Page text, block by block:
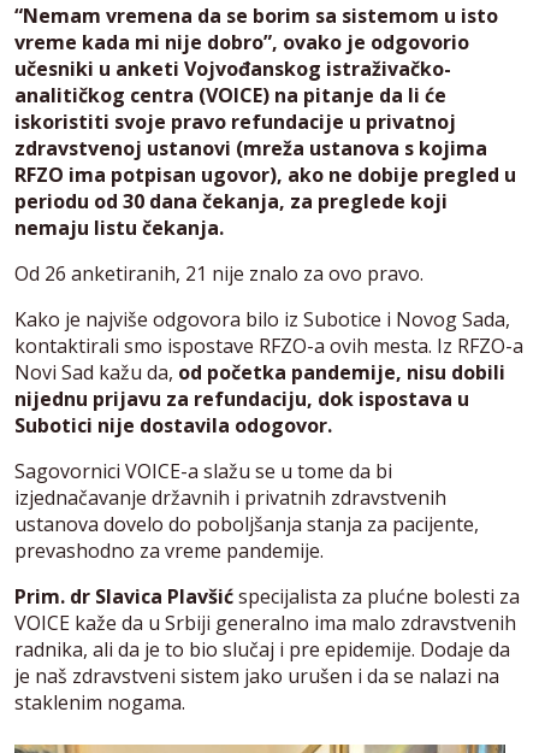
“Nemam vremena da se borim sa sistemom u isto
vreme kada mi nije dobro”, ovako je odgovorio
učesniki u anketi Vojvođanskog istraživačko-
analitičkog centra (VOICE) na pitanje da li će
iskoristiti svoje pravo refundacije u privatnoj
zdravstvenoj ustanovi (mreža ustanova s kojima
RFZO ima potpisan ugovor), ako ne dobije pregled u
periodu od 30 dana čekanja, za preglede koji
nemaju listu čekanja.
Od 26 anketiranih, 21 nije znalo za ovo pravo.
Kako je najviše odgovora bilo iz Subotice i Novog Sada,
kontaktirali smo ispostave RFZO-a ovih mesta. Iz RFZO-a
Novi Sad kažu da, od početka pandemije, nisu dobili
nijednu prijavu za refundaciju, dok ispostava u
Subotici nije dostavila odogovor.
Sagovornici VOICE-a slažu se u tome da bi
izjednačavanje državnih i privatnih zdravstvenih
ustanova dovelo do poboljšanja stanja za pacijente,
prevashodno za vreme pandemije.
Prim. dr Slavica Plavšićspecijalista za plućne bolesti za
VOICE kaže da u Srbiji generalno ima malo zdravstvenih
radnika, ali da je to bio slučaj i pre epidemije. Dodaje da
je naš zdravstveni sistem jako urušen i da se nalazi na
staklenim nogama.